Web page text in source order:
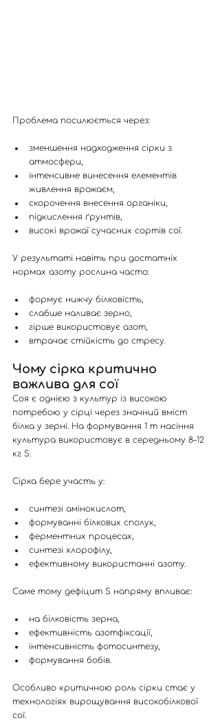
Проблема посилюється через:
зменшення надходження сірки з
атмосфери,
інтенсивне винесення елементів
живлення врожаєм,
скорочення внесення органіки,
підкислення ґрунтів,
високі врожаї сучасних сортів сої.
У результаті навіть при достатніх
нормах азоту рослина часто:
формує нижчу білковість,
слабше наливає зерно,
гірше використовує азот,
втрачає стійкість до стресу.
Чому сірка критично
важлива для сої
Соя є однією з культур із високою
потребою у сірці через значний вміст
білка у зерні. На формування 1 т насіння
культура використовує в середньому 8–12
кг S.
Сірка бере участь у:
синтезі амінокислот,
формуванні білкових сполук,
ферментних процесах,
синтезі хлорофілу,
ефективному використанні азоту.
Саме тому дефіцит S напряму впливає:
на білковість зерна,
ефективність азотфіксації,
інтенсивність фотосинтезу,
формування бобів.
Особливо критичною роль сірки стає у
технологіях вирощування високобілкової
сої.